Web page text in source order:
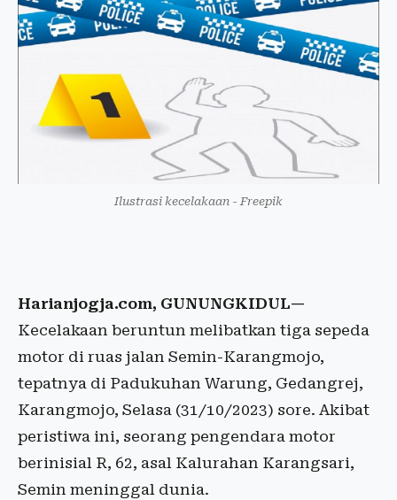
Ilustrasi kecelakaan - Freepik
Harianjogja.com, GUNUNGKIDUL—
Kecelakaan beruntun melibatkan tiga sepeda
motor di ruas jalan Semin-Karangmojo,
tepatnya di Padukuhan Warung, Gedangrej,
Karangmojo, Selasa (31/10/2023) sore. Akibat
peristiwa ini, seorang pengendara motor
berinisial R, 62, asal Kalurahan Karangsari,
Semin meninggal dunia.